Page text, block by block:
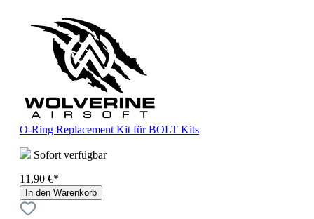
O-Ring Replacement Kit für BOLT Kits
Sofort verfügbar
11,90 €*
In den Warenkorb